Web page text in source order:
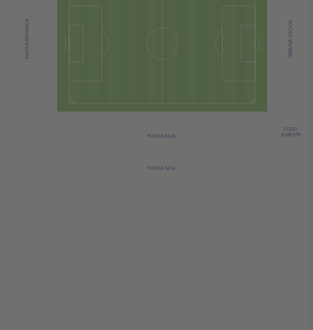
TRIBUNA SOCIOS
CODO
SURESTE
PLATEA BAJA
PLATEA ALTA
PLATEA REDONDA